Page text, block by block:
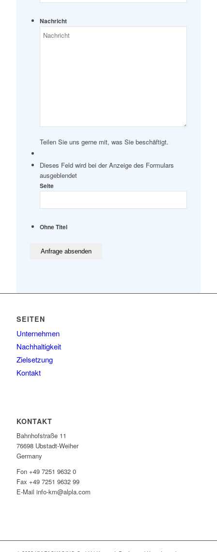
Nachricht
Teilen Sie uns gerne mit, was Sie beschäftigt.
Dieses Feld wird bei der Anzeige des Formulars
ausgeblendet
Seite
Ohne Titel
SEITEN
Unternehmen
Nachhaltigkeit
Zielsetzung
Kontakt
KONTAKT
Bahnhofstraße 11
76698 Ubstadt-Weiher
Germany
Fon +49 7251 9632 0
Fax +49 7251 9632 99
E-Mail info-km@alpla.com